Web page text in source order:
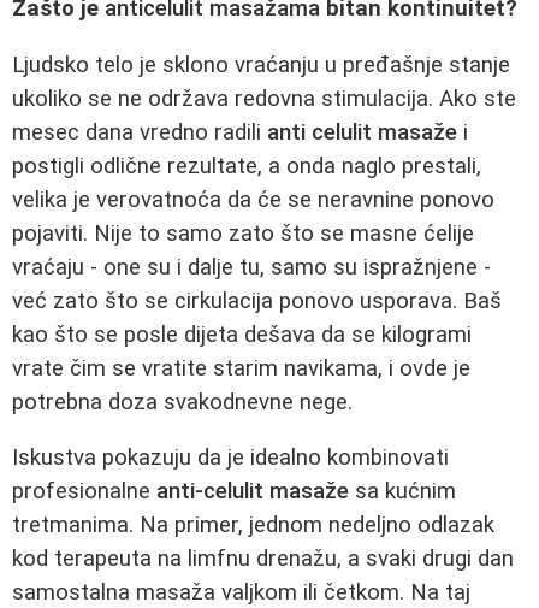
Zašto je anticelulit masažama bitan kontinuitet?
Ljudsko telo je sklono vraćanju u pređašnje stanje
ukoliko se ne održava redovna stimulacija. Ako ste
mesec dana vredno radili anti celulit masaže i
postigli odlične rezultate, a onda naglo prestali,
velika je verovatnoća da će se neravnine ponovo
pojaviti. Nije to samo zato što se masne ćelije
vraćaju - one su i dalje tu, samo su ispražnjene -
već zato što se cirkulacija ponovo usporava. Baš
kao što se posle dijeta dešava da se kilogrami
vrate čim se vratite starim navikama, i ovde je
potrebna doza svakodnevne nege.
Iskustva pokazuju da je idealno kombinovati
profesionalne anti-celulit masaže sa kućnim
tretmanima. Na primer, jednom nedeljno odlazak
kod terapeuta na limfnu drenažu, a svaki drugi dan
samostalna masaža valjkom ili četkom. Na taj